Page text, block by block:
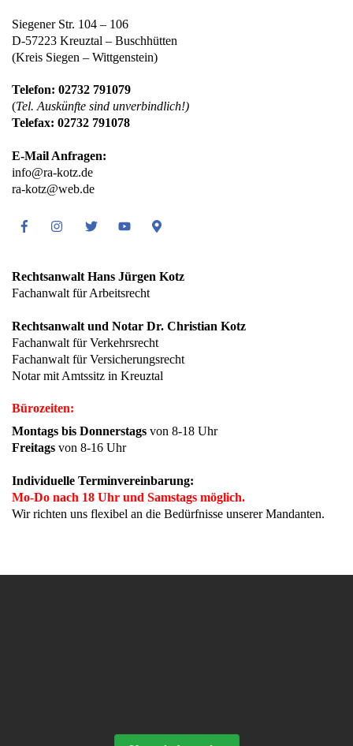
Siegener Str. 104 – 106
D-57223 Kreuztal – Buschhütten
(Kreis Siegen – Wittgenstein)
Telefon: 02732 791079
(Tel. Auskünfte sind unverbindlich!)
Telefax: 02732 791078
E-Mail Anfragen:
info@ra-kotz.de
ra-kotz@web.de
FacebookInstagramTwitter Youtube Google
Rechtsanwalt Hans Jürgen Kotz
Fachanwalt für Arbeitsrecht
Rechtsanwalt und Notar Dr. Christian Kotz
Fachanwalt für Verkehrsrecht
Fachanwalt für Versicherungsrecht
Notar mit Amtssitz in Kreuztal
Bürozeiten:
Montags bis Donnerstags von 8-18 Uhr
Freitags von 8-16 Uhr
Individuelle Terminvereinbarung:
Mo-Do nach 18 Uhr und Samstags möglich.
Wir richten uns flexibel an die Bedürfnisse unserer Mandanten.